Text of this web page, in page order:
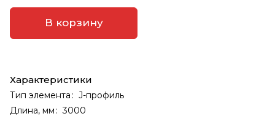
В корзину
Характеристики
Тип элемента : J-профиль
Длина, мм : 3000